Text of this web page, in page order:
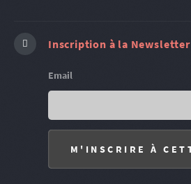
Inscription à la Newsletter
Email